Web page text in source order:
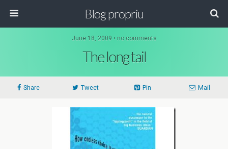
Blog propriu
June 18, 2009 • no comments
The long tail
Share Tweet Pin Mail